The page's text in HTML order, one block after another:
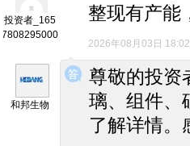
投资者_165
7808295000
整现有产能
2026年08月03日 18:02
◆
◆
和邦生物
尊敬的投资
璃、组件、
了解详情。